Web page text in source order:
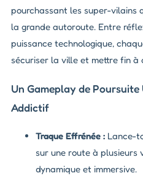
pourchassant les super-vilains
la grande autoroute. Entre
puissance technologique,
sécuriser la ville et mettre fin à
Un Gameplay de
Addictif
Traque Effrénée : Lance-
sur une route à plusieurs
dynamique et immersive.